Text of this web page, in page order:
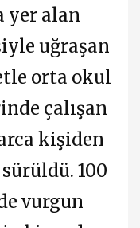
yer alan
uğraşan
orta okul
çalışan
kişiden
100
vurgun